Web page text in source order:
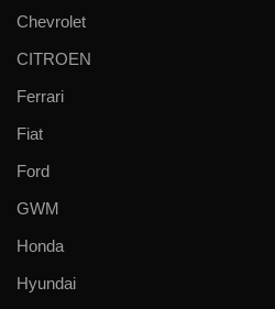
Chevrolet
CITROEN
Ferrari
Fiat
Ford
GWM
Honda
Hyundai